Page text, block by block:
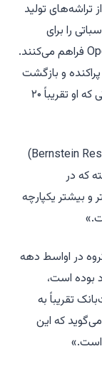
تولید
را برای
شرکت‌های مدل زبان بزرگ (LLM) مانند OpenAI فراهم می‌کنند.
و بازگشت
سان به مدلی عملیاتی نزدیک‌تر به مدل مخابراتی که او تقریباً ۲۰
دیوید دای از کارگزاری برنستاین ریسرچ (Bernstein Research)
که در
بیشتر یکپارچه
در اواسط دهه
بوده است،
تقریباً به
که این
است.»